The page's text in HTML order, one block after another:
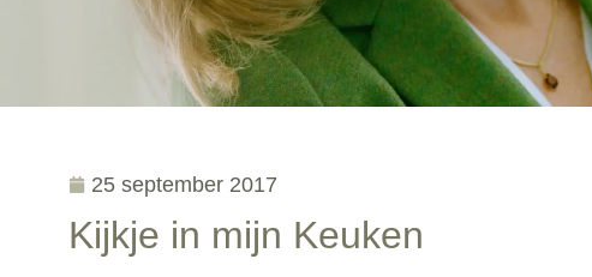
25 september 2017
Kijkje in mijn Keuken